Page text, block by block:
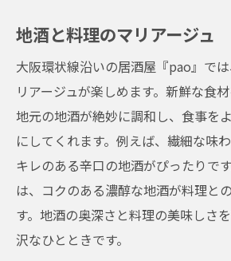
地酒と料理のマリアージュ
大阪環状線沿いの居酒屋『pao』で
リアージュが楽しめます。新鮮な食
地元の地酒が絶妙に調和し、食事を
にしてくれます。例えば、繊細な味
キレのある辛口の地酒がぴったりで
は、コクのある濃醇な地酒が料理と
す。地酒の奥深さと料理の美味しさ
沢なひとときです。